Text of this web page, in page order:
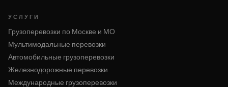
УСЛУГИ
Грузоперевозки по Москве и МО
Мультимодальные перевозки
Автомобильные грузоперевозки
Железнодорожные перевозки
Международные грузоперевозки